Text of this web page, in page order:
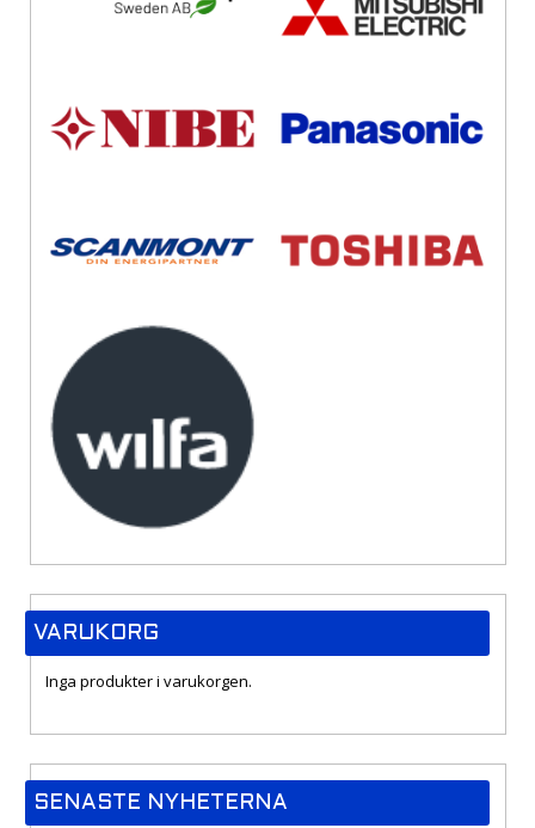
VARUKORG
Inga produkter i varukorgen.
SENASTE NYHETERNA